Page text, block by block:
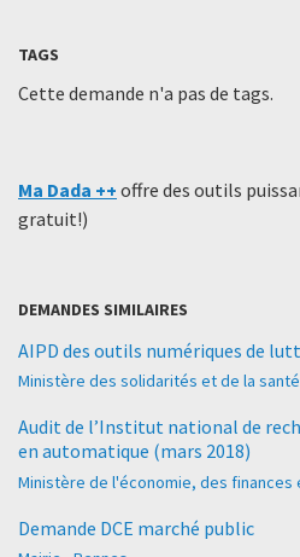
TAGS
Cette demande n'a pas de tags.
Ma Dada ++ offre des outils
gratuit!)
DEMANDES SIMILAIRES
AIPD des outils numériques de
Ministère des solidarités et de la santé
Audit de l’Institut national de
en automatique (mars 2018)
Ministère de l'économie, des finances
Demande DCE marché public